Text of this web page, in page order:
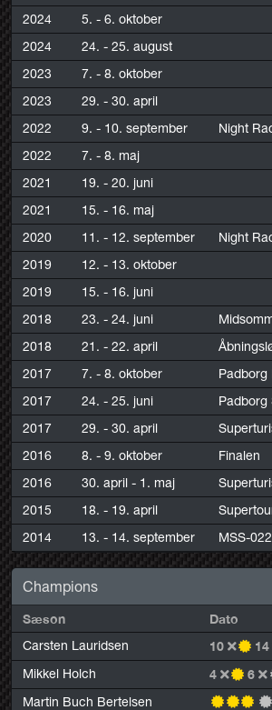
2024
5. - 6. oktober
2024
24. - 25. august
2023
7. - 8. oktober
2023
29. - 30. april
2022
9. - 10. september
Night
2022
7. - 8. maj
2021
19. - 20. juni
2021
15. - 16. maj
2020
11. - 12. september
Night
2019
12. - 13. oktober
2019
15. - 16. juni
2018
23. - 24. juni
2018
21. - 22. april
2017
7. - 8. oktober
Padborg
2017
24. - 25. juni
Padborg
2017
29. - 30. april
2016
8. - 9. oktober
Finalen
2016
30. april - 1. maj
2015
18. - 19. april
2014
13. - 14. september MSS-
Champions
Sæson Dato
Carsten Lauridsen 10
Mikkel Holch 4 6
Martin Buch Bertelsen